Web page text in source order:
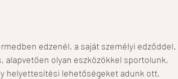
edzenél, a saját személyi edződdel.
alapvetően olyan eszközökkel sportolunk,
helyettesítési lehetőségeket adunk ott,